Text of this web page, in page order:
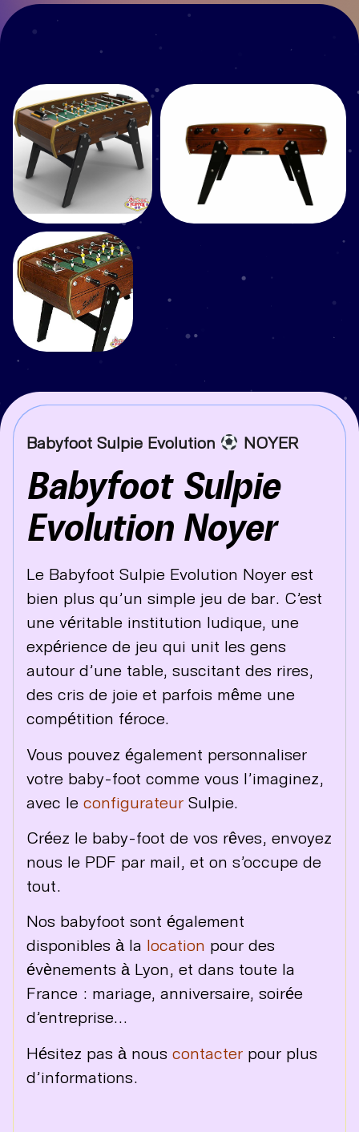
Babyfoot Sulpie Evolution NOYER
Babyfoot Sulpie
Evolution Noyer
Le Babyfoot Sulpie Evolution Noyer est
bien plus qu’un simple jeu de bar. C’est
une véritable institution ludique, une
expérience de jeu qui unit les gens
autour d’une table, suscitant des rires,
des cris de joie et parfois même une
compétition féroce.
Vous pouvez également personnaliser
votre baby-foot comme vous l’imaginez,
avec le configurateur Sulpie.
Créez le baby-foot de vos rêves, envoyez
nous le PDF par mail, et on s’occupe de
tout.
Nos babyfoot sont également
disponibles à la location pour des
évènements à Lyon, et dans toute la
France : mariage, anniversaire, soirée
d’entreprise…
Hésitez pas à nous contacter pour plus
d’informations.